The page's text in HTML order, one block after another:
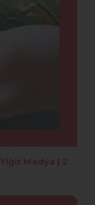
Yiğit Medya | 2